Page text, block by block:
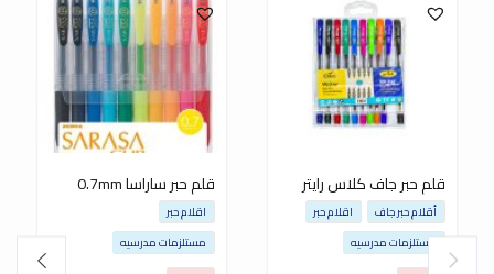
قلم حبر جاف كلاس رايتر
أقلام حبر جاف
اقلام حبر
مستلزمات مدرسيه
قلم حبر ساراسا 0.7mm
اقلام حبر
مستلزمات مدرسيه